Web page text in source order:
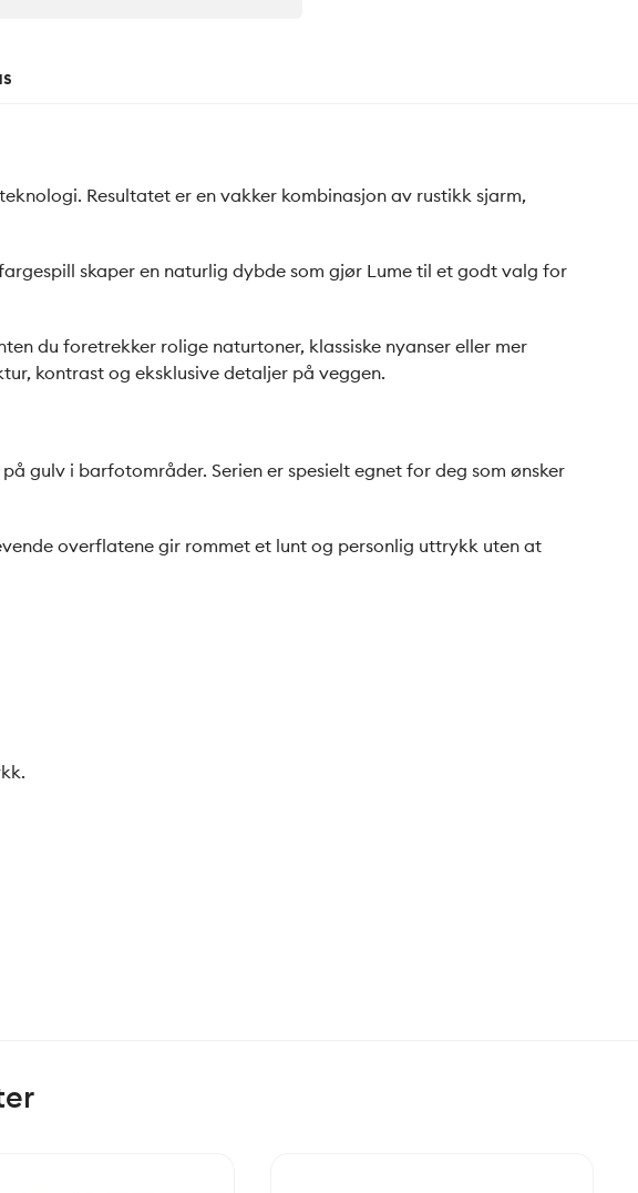
Resultatet er en vakker kombinasjon av rustikk sjarm,
skaper en naturlig dybde som gjør Lume til et godt valg for
du foretrekker rolige naturtoner, klassiske nyanser eller mer
kontrast og eksklusive detaljer på veggen.
på gulv i barfotområder. Serien er spesielt egnet for deg som ønsker
overflatene gir rommet et lunt og personlig uttrykk uten at